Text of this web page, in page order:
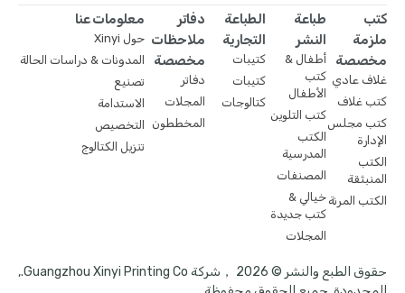
كتب
ملزمة
مخصصة
غلاف عادي
كتب غلاف
كتب مجلس
الإدارة
الكتب
المنبثقة
الكتب المرنة
طباعة
النشر
أطفال &
كتب
الأطفال
كتب التلوين
الكتب
المدرسية
المصنفات
خيالي &
كتب جديدة
المجلات
الطباعة
التجارية
كتيبات
كتيبات
كتالوجات
دفاتر
ملاحظات
مخصصة
دفاتر
المجلات
المخططون
معلومات عنا
حول Xinyi
المدونات & دراسات الحالة
تصنيع
الاستدامة
التخصيص
تنزيل الكتالوج
حقوق الطبع والنشر © 2026 ，شركة Guangzhou Xinyi Printing Co.,